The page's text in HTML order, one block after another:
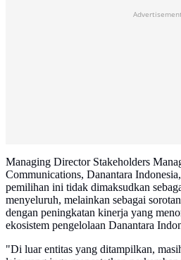
Advertisement
Managing Director Stakeholders
Communications, Danantara
pemilihan ini tidak dimaksudkan
menyeluruh, melainkan sebagai
dengan peningkatan kinerja yang
ekosistem pengelolaan Danantara
"Di luar entitas yang ditampilkan,